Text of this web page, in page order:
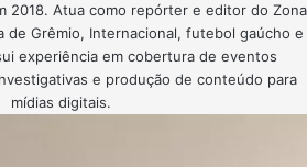
2018. Atua como repórter e editor do Zona
de Grêmio, Internacional, futebol gaúcho e
experiência em cobertura de eventos
e produção de conteúdo para
mídias digitais.